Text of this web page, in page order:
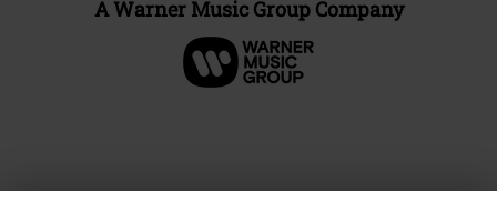
A Warner Music Group Company